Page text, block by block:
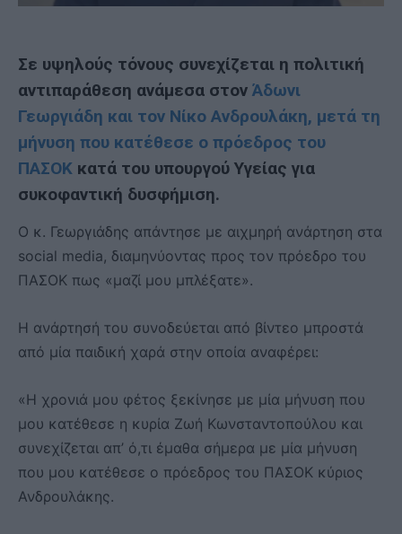
Σε υψηλούς τόνους συνεχίζεται η πολιτική
αντιπαράθεση ανάμεσα στον Άδωνι
Γεωργιάδη και τον Νίκο Ανδρουλάκη, μετά τη
μήνυση που κατέθεσε ο πρόεδρος του
ΠΑΣΟΚ κατά του υπουργού Υγείας για
συκοφαντική δυσφήμιση.
Ο κ. Γεωργιάδης απάντησε με αιχμηρή ανάρτηση στα
social media, διαμηνύοντας προς τον πρόεδρο του
ΠΑΣΟΚ πως «μαζί μου μπλέξατε».
Η ανάρτησή του συνοδεύεται από βίντεο μπροστά
από μία παιδική χαρά στην οποία αναφέρει:
«Η χρονιά μου φέτος ξεκίνησε με μία μήνυση που
μου κατέθεσε η κυρία Ζωή Κωνσταντοπούλου και
συνεχίζεται απ’ ό,τι έμαθα σήμερα με μία μήνυση
που μου κατέθεσε ο πρόεδρος του ΠΑΣΟΚ κύριος
Ανδρουλάκης.